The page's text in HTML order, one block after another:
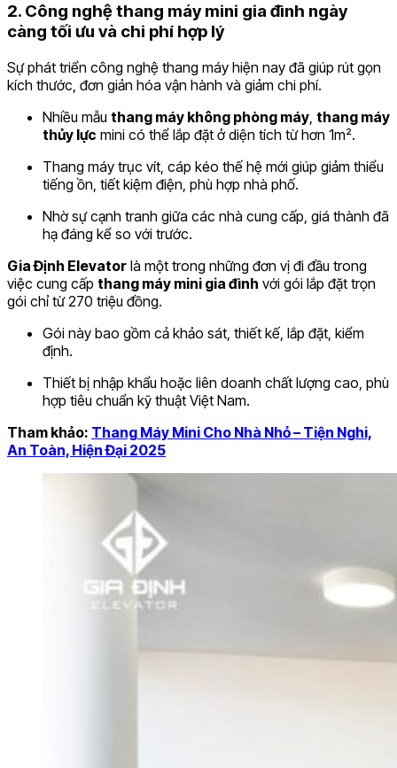
2. Công nghệ thang máy mini gia đình ngày
càng tối ưu và chi phí hợp lý
Sự phát triển công nghệ thang máy hiện nay đã giúp rút gọn
kích thước, đơn giản hóa vận hành và giảm chi phí.
Nhiều mẫu thang máy không phòng máy, thang máy
thủy lực mini có thể lắp đặt ở diện tích từ hơn 1m².
Thang máy trục vít, cáp kéo thế hệ mới giúp giảm thiểu
tiếng ồn, tiết kiệm điện, phù hợp nhà phố.
Nhờ sự cạnh tranh giữa các nhà cung cấp, giá thành đã
hạ đáng kể so với trước.
Gia Định Elevator là một trong những đơn vị đi đầu trong
việc cung cấp thang máy mini gia đình với gói lắp đặt trọn
gói chỉ từ 270 triệu đồng.
Gói này bao gồm cả khảo sát, thiết kế, lắp đặt, kiểm
định.
Thiết bị nhập khẩu hoặc liên doanh chất lượng cao, phù
hợp tiêu chuẩn kỹ thuật Việt Nam.
Tham khảo: Thang Máy Mini Cho Nhà Nhỏ – Tiện Nghi,
An Toàn, Hiện Đại 2025